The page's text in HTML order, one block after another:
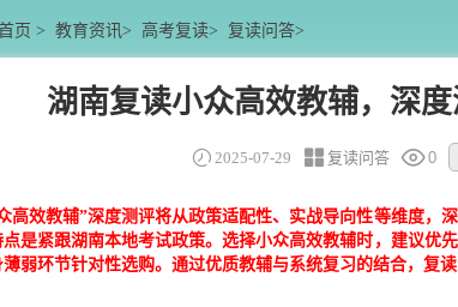
页 > 教育资讯> 高考复读> 复读问答>
湖南复读小众高效教辅，深度
2025-07-29 复读问答 0
高效教辅”深度测评将从政策适配性、实战导向性等维度，
是紧跟湖南本地考试政策。选择小众高效教辅时，建议优
薄弱环节针对性选购。通过优质教辅与系统复习的结合，复